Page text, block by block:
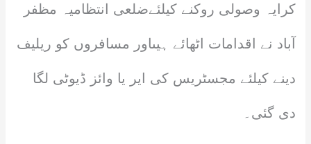
کرایہ وصولی روکنے کیلئےضلعی انتظامیہ مظفر
آباد نے اقدامات اٹھائے ہیںاور مسافروں کو ریلیف
دینے کیلئے مجسٹریس کی ایر یا وائز ڈیوٹی لگا
دی گئی۔